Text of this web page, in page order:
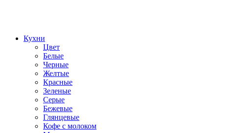
Кухни
Цвет
Белые
Черные
Желтые
Красные
Зеленые
Серые
Бежевые
Глянцевые
Кофе с молоком